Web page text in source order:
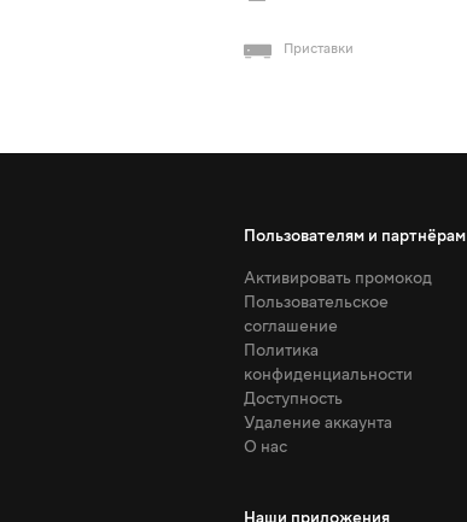
Приставки
Пользователям и партнёрам
Активировать промокод
Пользовательское
соглашение
Политика
конфиденциальности
Доступность
Удаление аккаунта
О нас